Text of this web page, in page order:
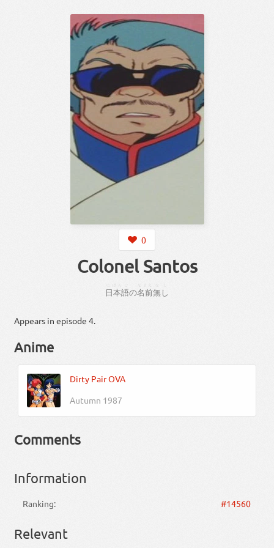
0
Colonel Santos
日本語の名前無し
Appears in episode 4.
Anime
Dirty Pair OVA
Autumn 1987
Comments
Information
Ranking: #14560
Relevant